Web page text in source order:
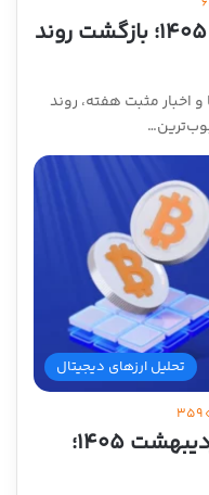
تحلیل بیت کوین ۲۳ خرداد ۱۴۰۵؛ بازگشت روند
اخبار مثبت هفته، روند
تحلیل ارزهای دیجیتال
359
تحلیل بیت کوین امروز ۱۲ اردیبهشت ۱۴۰۵؛